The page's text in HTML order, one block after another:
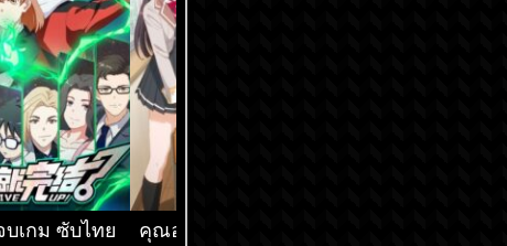
บเกม ซับไทย
คุณอาเรียโต๊ะข้างๆ